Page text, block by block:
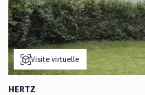
Visite virtuelle
HERTZ